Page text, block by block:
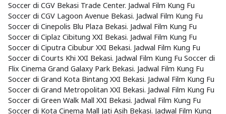
Soccer di CGV Bekasi Trade Center. Jadwal Film Kung Fu
Soccer di CGV Lagoon Avenue Bekasi. Jadwal Film Kung Fu
Soccer di Cinepolis Blu Plaza Bekasi. Jadwal Film Kung Fu
Soccer di Ciplaz Cibitung XXI Bekasi. Jadwal Film Kung Fu
Soccer di Ciputra Cibubur XXI Bekasi. Jadwal Film Kung Fu
Soccer di Courts Khi XXI Bekasi. Jadwal Film Kung Fu Soccer di
Flix Cinema Grand Galaxy Park Bekasi. Jadwal Film Kung Fu
Soccer di Grand Kota Bintang XXI Bekasi. Jadwal Film Kung Fu
Soccer di Grand Metropolitan XXI Bekasi. Jadwal Film Kung Fu
Soccer di Green Walk Mall XXI Bekasi. Jadwal Film Kung Fu
Soccer di Kota Cinema Mall Jati Asih Bekasi. Jadwal Film Kung